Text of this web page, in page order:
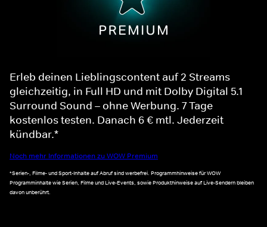
Erleb deinen Lieblingscontent auf 2 Streams
gleichzeitig, in Full HD und mit Dolby Digital 5.1
Surround Sound – ohne Werbung. 7 Tage
kostenlos testen. Danach 6 € mtl. Jederzeit
kündbar.*
Noch mehr Informationen zu WOW Premium
*Serien-, Filme- und Sport-Inhalte auf Abruf sind werbefrei. Programmhinweise für WOW
Programminhalte wie Serien, Filme und Live-Events, sowie Produkthinweise auf Live-Sendern bleiben
davon unberührt.